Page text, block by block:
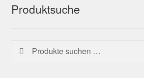
Produktsuche
Suchen
nach:
Suchen